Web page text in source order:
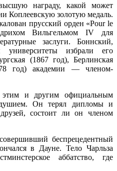
награду, какой может
Коплеевскую золотую медаль.
прусский орден «Роur lе
Вильгельмом IV для
заслуги. Боннский,
университеты избрали его
(1867 год), Берлинская
год) академии — членом-
этим и другим официальным
Он терял дипломы и
состоит ли он членом
беспрецедентный
в Дауне. Тело Чарльза
аббатство, где